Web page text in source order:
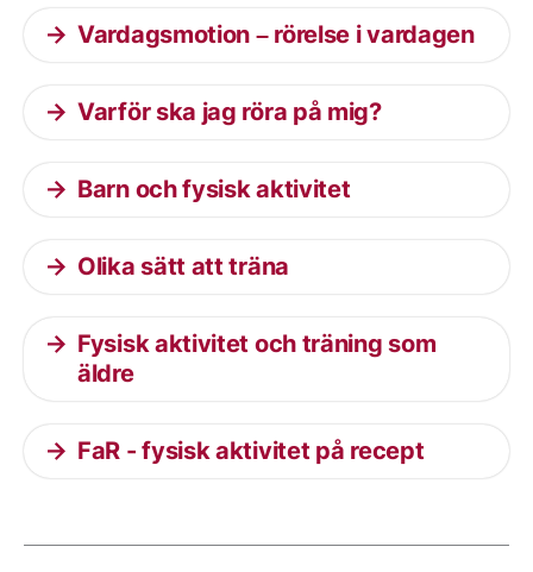
Vardagsmotion – rörelse i vardagen
Varför ska jag röra på mig?
Barn och fysisk aktivitet
Olika sätt att träna
Fysisk aktivitet och träning som
äldre
FaR - fysisk aktivitet på recept